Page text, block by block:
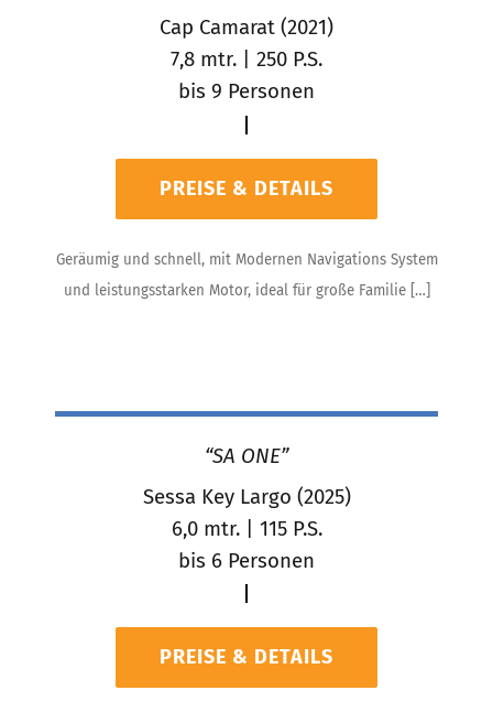
Cap Camarat (2021)
7,8 mtr. | 250 P.S.
bis 9 Personen
PREISE & DETAILS
Geräumig und schnell, mit Modernen Navigations System
und leistungsstarken Motor, ideal für große Familie […]
“SA ONE”
Sessa Key Largo (2025)
6,0 mtr. | 115 P.S.
bis 6 Personen
PREISE & DETAILS